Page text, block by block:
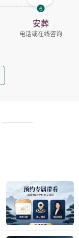
6
安葬
电话或在线咨询